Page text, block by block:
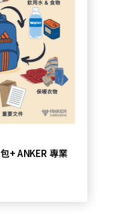
+ ANKER 專業